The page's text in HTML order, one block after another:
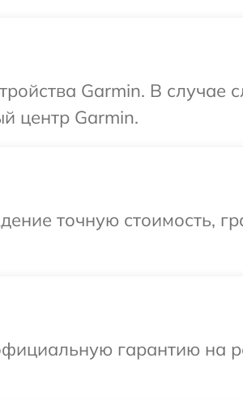
Garmin. В случае
центр Garmin.
точную стоимость,
гарантию на